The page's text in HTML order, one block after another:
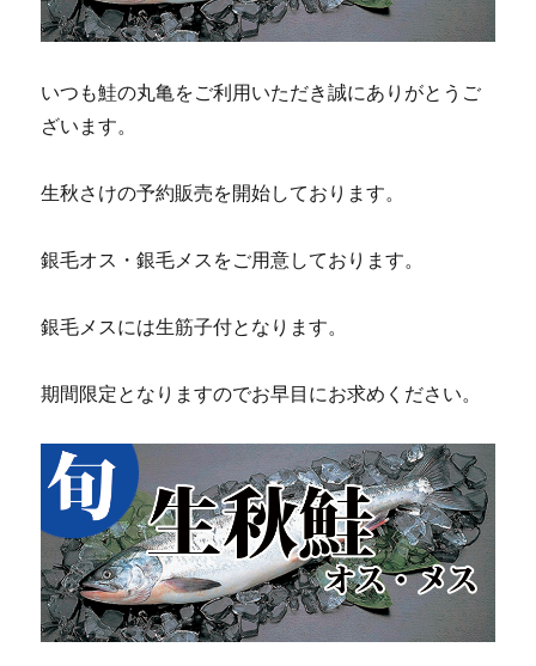
いつも鮭の丸亀をご利用いただき誠にありがとうご
ざいます。
生秋さけの予約販売を開始しております。
銀毛オス・銀毛メスをご用意しております。
銀毛メスには生筋子付となります。
期間限定となりますのでお早目にお求めください。